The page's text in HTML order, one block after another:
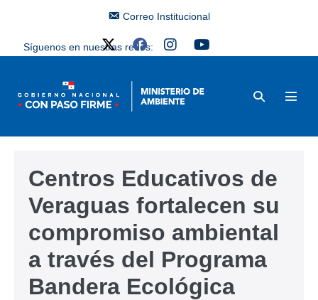
Correo Institucional
Síguenos en nuestras redes:
Centros Educativos de
Veraguas fortalecen su
compromiso ambiental
a través del Programa
Bandera Ecológica